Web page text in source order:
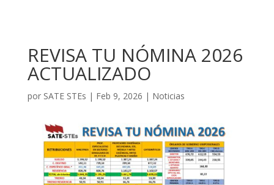
REVISA TU NÓMINA 2026
ACTUALIZADO
por SATE STEs | Feb 9, 2026 | Noticias